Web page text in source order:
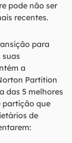
pode não ser
recentes.
para
a
Partition
das 5 melhores
partição que
de